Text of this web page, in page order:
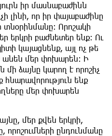
իր մասնաբաժինն
լինի, որ իր փայաբաժինը
տնօրինմանը: Որոշակի
երկրի բաժնետեր ենք: Ու
կայացնենք, այլ ոչ թե
անեն մեր փոխարեն: Ի
ձայնը կարող է որոշիչ
հնարավորություն ենք
մեր փոխարեն
մեր քվեն երկրի,
ընդունմանը